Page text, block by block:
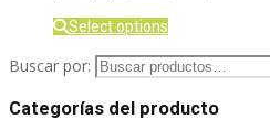
Select options
Buscar por:
Categorías del producto